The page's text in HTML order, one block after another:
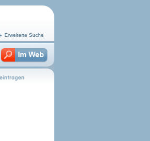
Erweiterte Suche